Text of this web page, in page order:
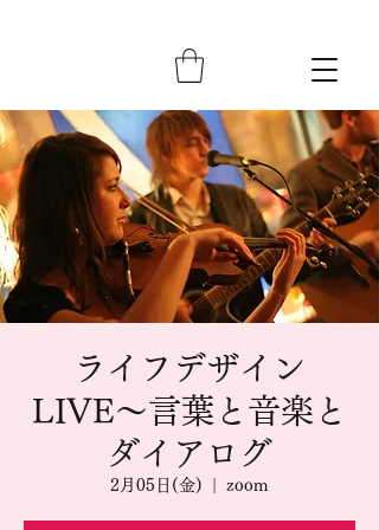
ライフデザイン
LIVE〜言葉と音楽と
ダイアログ
2月05日(金) zoom